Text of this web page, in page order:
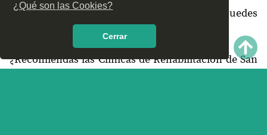
¿Qué son las Cookies?
Cerrar
¿Cómo es el servicio de las Clínicas que puedes
encontrar en San Mateo del Mar, Oaxaca?
¿Recomiendas las Clínicas de Rehabilitación de San
Mateo del Mar, Oaxaca?